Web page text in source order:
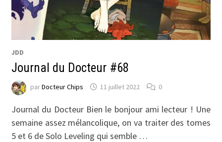
JDD
Journal du Docteur #68
parDocteur Chips 11 juillet 2022 0
Journal du Docteur Bien le bonjour ami lecteur ! Une
semaine assez mélancolique, on va traiter des tomes
5 et 6 de Solo Leveling qui semble …